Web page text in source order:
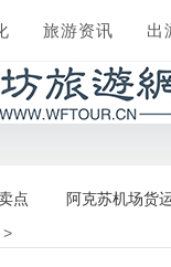
旅游资讯 出
阿克苏机场货运部组
>